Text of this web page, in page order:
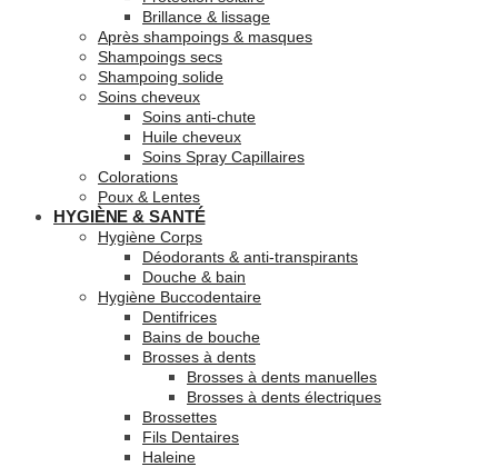
Brillance & lissage
Après shampoings & masques
Shampoings secs
Shampoing solide
Soins cheveux
Soins anti-chute
Huile cheveux
Soins Spray Capillaires
Colorations
Poux & Lentes
HYGIÈNE & SANTÉ
Hygiène Corps
Déodorants & anti-transpirants
Douche & bain
Hygiène Buccodentaire
Dentifrices
Bains de bouche
Brosses à dents
Brosses à dents manuelles
Brosses à dents électriques
Brossettes
Fils Dentaires
Haleine